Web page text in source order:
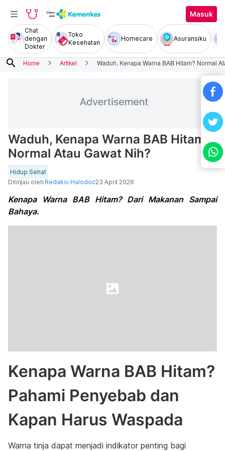
Masuk
Chat
dengan
Dokter
Toko
Kesehatan
Homecare Asuransiku
search Home Artikel Waduh, Kenapa Warna BAB Hitam? Normal
Waduh, Kenapa Warna BAB Hitam?
Normal Atau Gawat Nih?
Hidup Sehat
Ditinjau oleh Redaksi Halodoc23 April 2026
Kenapa Warna BAB Hitam? Dari Makanan Sampai
Bahaya.
Kenapa Warna BAB Hitam?
Pahami Penyebab dan
Kapan Harus Waspada
Warna tinja dapat menjadi indikator penting bagi